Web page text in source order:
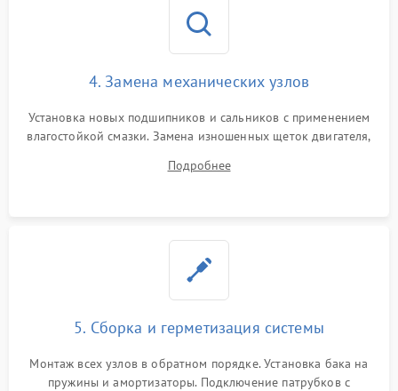
4. Замена механических узлов
Установка новых подшипников и сальников с применением
влагостойкой смазки. Замена изношенных щеток двигателя,
или поврежденной резиновой манжеты.
Подробнее
5. Сборка и герметизация системы
Монтаж всех узлов в обратном порядке. Установка бака на
пружины и амортизаторы. Подключение патрубков с